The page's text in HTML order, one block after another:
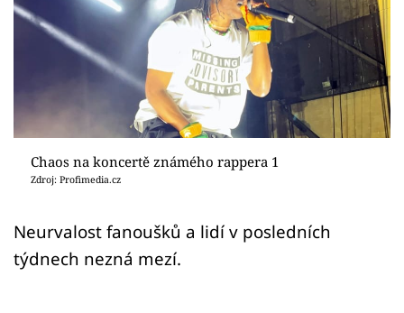
Sex a vztahy
Sledujte prima+
Přihlášení
Sledujte nás
Chaos na koncertě známého rappera 1
Zdroj: Profimedia.cz
Neurvalost fanoušků a lidí v posledních
týdnech nezná mezí.